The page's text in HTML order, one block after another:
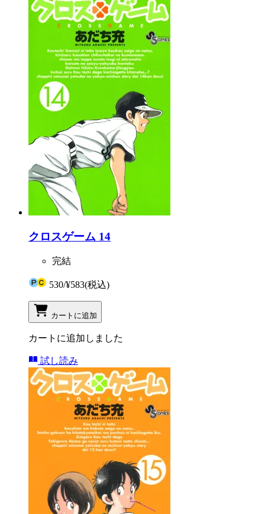
クロスゲーム 14
完結
530/¥583(税込)
カートに追加
カートに追加しました
試し読み